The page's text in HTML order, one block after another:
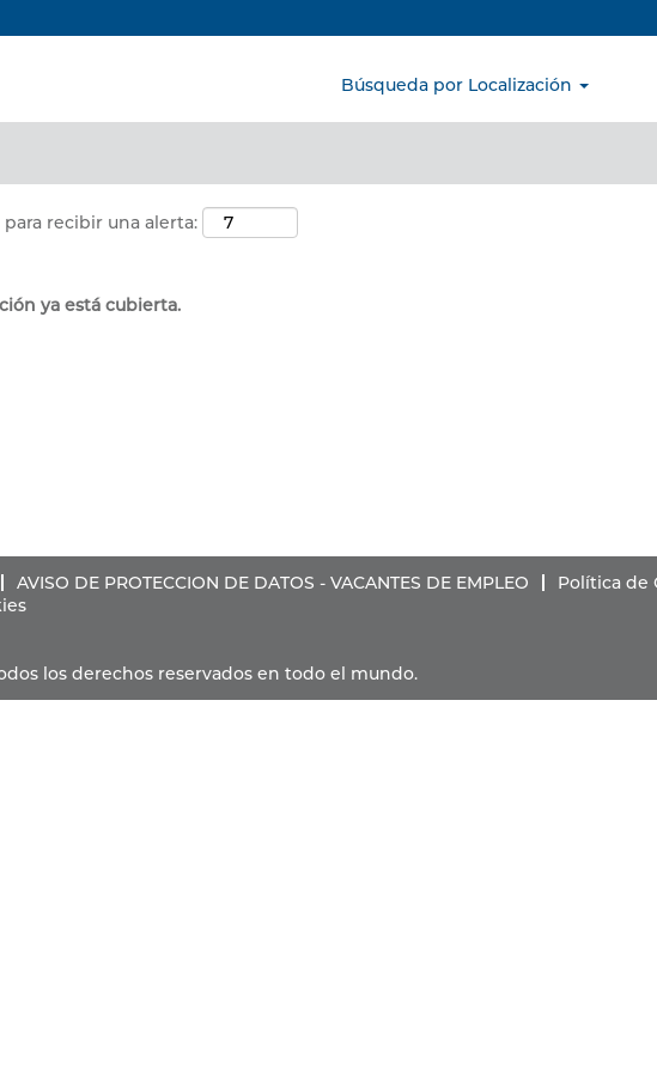
Búsqueda por Localización
recibir una alerta:
ya está cubierta.
AVISO DE PROTECCION DE DATOS - VACANTES DE EMPLEO
Política de
los derechos reservados en todo el mundo.